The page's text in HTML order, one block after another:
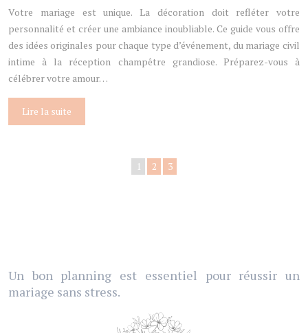
Votre mariage est unique. La décoration doit refléter votre
personnalité et créer une ambiance inoubliable. Ce guide vous offre
des idées originales pour chaque type d’événement, du mariage civil
intime à la réception champêtre grandiose. Préparez-vous à
célébrer votre amour…
Lire la suite
1 2 3
Un bon planning est essentiel pour réussir un
mariage sans stress.